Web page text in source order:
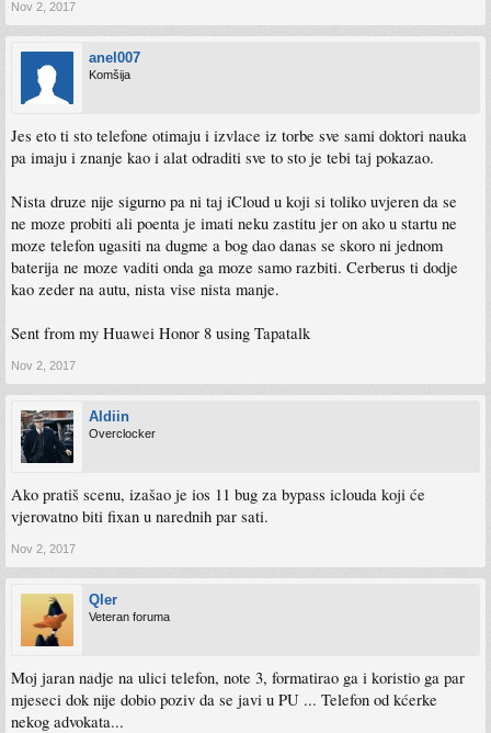
Nov 2, 2017
anel007
Komšija
Jes eto ti sto telefone otimaju i izvlace iz torbe sve sami doktori nauka
pa imaju i znanje kao i alat odraditi sve to sto je tebi taj pokazao.
Nista druze nije sigurno pa ni taj iCloud u koji si toliko uvjeren da se
ne moze probiti ali poenta je imati neku zastitu jer on ako u startu ne
moze telefon ugasiti na dugme a bog dao danas se skoro ni jednom
baterija ne moze vaditi onda ga moze samo razbiti. Cerberus ti dodje
kao zeder na autu, nista vise nista manje.
Sent from my Huawei Honor 8 using Tapatalk
Nov 2, 2017
Aldiin
Overclocker
Ako pratiš scenu, izašao je ios 11 bug za bypass iclouda koji će
vjerovatno biti fixan u narednih par sati.
Nov 2, 2017
Qler
Veteran foruma
Moj jaran nadje na ulici telefon, note 3, formatirao ga i koristio ga par
mjeseci dok nije dobio poziv da se javi u PU ... Telefon od kćerke
nekog advokata...